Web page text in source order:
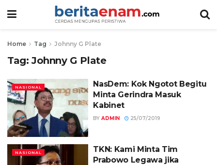
Home Tag Johnny G Plate
Tag:Johnny G Plate
NASIONAL
NasDem: Kok Ngotot Begitu
Minta Gerindra Masuk
Kabinet
BY ADMIN 25/07/2019
NASIONAL
TKN: Kami Minta Tim
Prabowo Legawa jika